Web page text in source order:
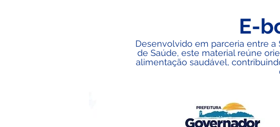
E-
Desenvolvido em parceria entre a
de Saúde, este material reúne
alimentação saudável,